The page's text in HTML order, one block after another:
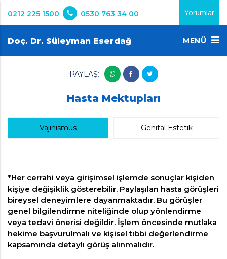
0212 225 1500 0530 763 34 00 Yorumlar
Doç. Dr. Süleyman Eserdağ MENÜ
PAYLAŞ:
Hasta Mektupları
Vajinismus Genital Estetik
*Her cerrahi veya girişimsel işlemde sonuçlar kişiden
kişiye değişiklik gösterebilir. Paylaşılan hasta görüşleri
bireysel deneyimlere dayanmaktadır. Bu görüşler
genel bilgilendirme niteliğinde olup yönlendirme
veya tedavi önerisi değildir. İşlem öncesinde mutlaka
hekime başvurulmalı ve kişisel tıbbi değerlendirme
kapsamında detaylı görüş alınmalıdır.